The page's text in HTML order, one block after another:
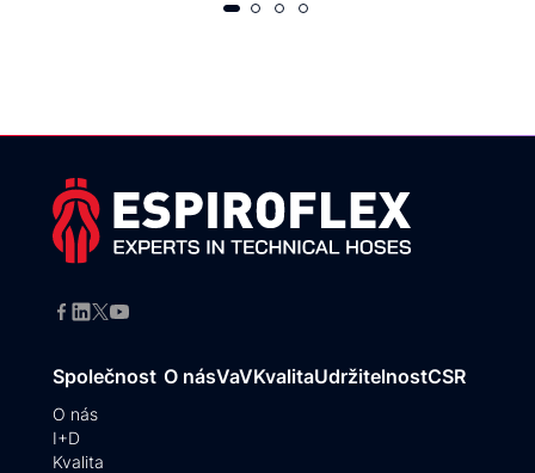
Společnost
O nás
I+D
Kvalita
O násVaVKvalitaUdržitelnostCSR